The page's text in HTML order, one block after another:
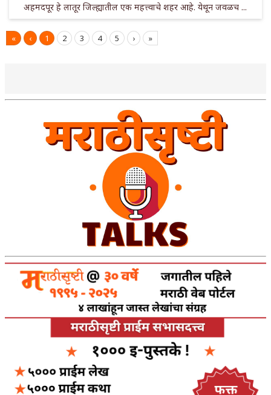
अहमदपूर हे लातूर जिल्ह्यातील एक महत्त्वाचे शहर आहे. येथून जवळच ...
« ‹ 1 2 3 4 5 › »